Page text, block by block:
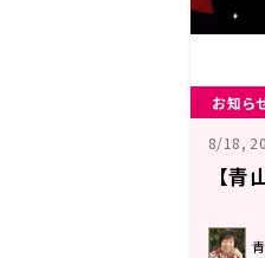
お知ら
8/18,
【